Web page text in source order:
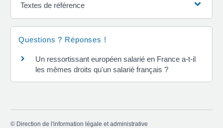
Textes de référence
Questions ? Réponses !
Un ressortissant européen salarié en France a-t-il
les mêmes droits qu'un salarié français ?
© Direction de l'information légale et administrative